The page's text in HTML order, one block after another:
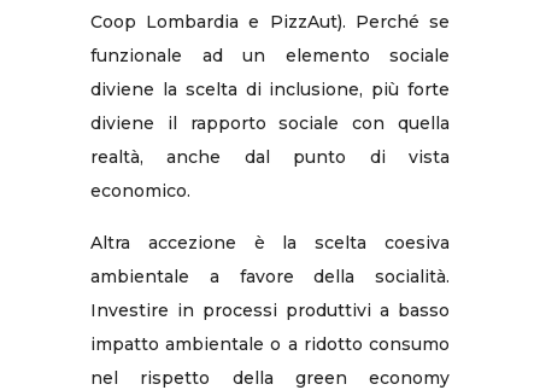
Coop Lombardia e PizzAut). Perché se
funzionale ad un elemento sociale
diviene la scelta di inclusione, più forte
diviene il rapporto sociale con quella
realtà, anche dal punto di vista
economico.
Altra accezione è la scelta coesiva
ambientale a favore della socialità.
Investire in processi produttivi a basso
impatto ambientale o a ridotto consumo
nel rispetto della green economy